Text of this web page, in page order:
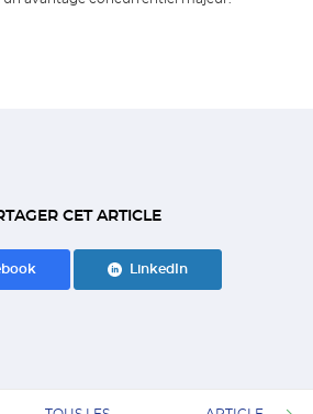
CET ARTICLE
LinkedIn